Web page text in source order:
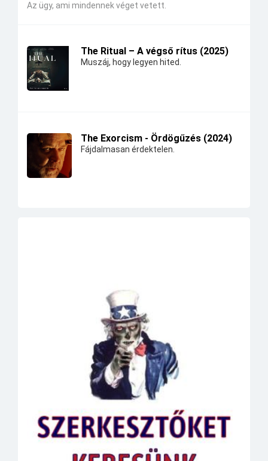
Az ügy, ami mindennek véget vetett.
The Ritual – A végső rítus (2025)
Muszáj, hogy legyen hited.
The Exorcism - Ördögűzés (2024)
Fájdalmasan érdektelen.